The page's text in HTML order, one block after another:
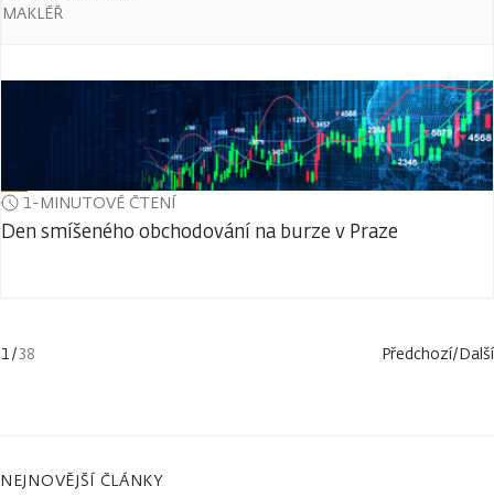
MAKLÉŘ
1-MINUTOVÉ ČTENÍ
Den smíšeného obchodování na burze v Praze
1/38 Předchozí/Další
NEJNOVĚJŠÍ ČLÁNKY